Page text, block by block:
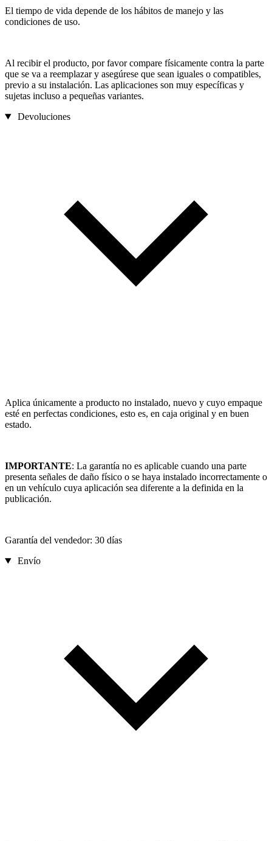
El tiempo de vida depende de los hábitos de manejo y las
condiciones de uso.
Al recibir el producto, por favor compare físicamente contra la parte
que se va a reemplazar y asegúrese que sean iguales o compatibles,
previo a su instalación. Las aplicaciones son muy específicas y
sujetas incluso a pequeñas variantes.
Devoluciones
Aplica únicamente a producto no instalado, nuevo y cuyo empaque
esté en perfectas condiciones, esto es, en caja original y en buen
estado.
IMPORTANTE: La garantía no es aplicable cuando una parte
presenta señales de daño físico o se haya instalado incorrectamente o
en un vehículo cuya aplicación sea diferente a la definida en la
publicación.
Garantía del vendedor: 30 días
Envío